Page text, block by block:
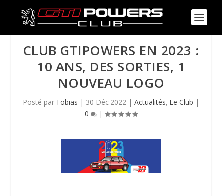
CLUB GTIPOWERS EN 2023 :
10 ANS, DES SORTIES, 1
NOUVEAU LOGO
Posté par Tobias | 30 Déc 2022 | Actualités, Le Club |
0
|